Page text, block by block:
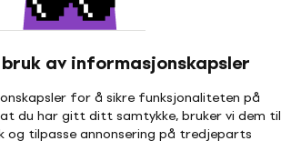
av informasjonskapsler
for å sikre funksjonaliteten på
du har gitt ditt samtykke, bruker vi dem til
og tilpasse annonsering på tredjeparts
Hi-Fi CD-spillere